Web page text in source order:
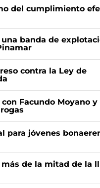
del cumplimiento
banda de
contra la Ley de
Facundo Moyano
para jóvenes
más de la mitad de la